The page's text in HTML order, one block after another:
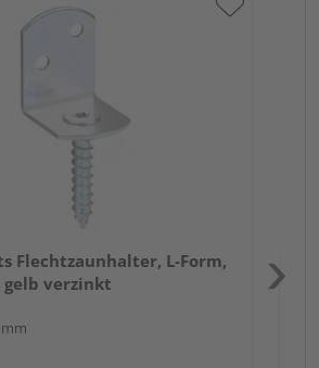
Flechtzaunhalter, L-Form,
gelb verzinkt
mm